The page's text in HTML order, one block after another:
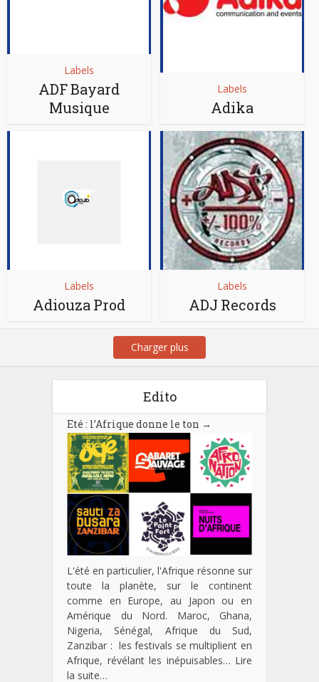
Labels
ADF Bayard
Musique
Labels
Adika
Labels
Adiouza Prod
Labels
ADJ Records
Charger plus
Edito
Eté : l’Afrique donne le ton →
L'été en particulier, l'Afrique résonne sur
toute la planète, sur le continent
comme en Europe, au Japon ou en
Amérique du Nord. Maroc, Ghana,
Nigeria, Sénégal, Afrique du Sud,
Zanzibar : les festivals se multiplient en
Afrique, révélant les inépuisables… Lire
la suite…